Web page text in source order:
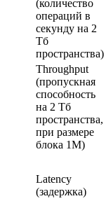
(количество
операций в
секунду на 2
Тб
пространства)
Throughput
(пропускная
способность
на 2 Тб
пространства,
при размере
блока 1М)
Latency
(задержка)